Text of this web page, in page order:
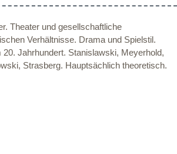
Theater und gesellschaftliche
Verhältnisse. Drama und Spielstil.
Jahrhundert. Stanislawski, Meyerhold,
Strasberg. Hauptsächlich theoretisch.